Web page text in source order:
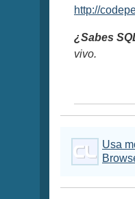
http://
¿Sabes
vivo.
Usa